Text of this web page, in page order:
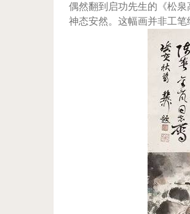
偶然翻到启功先生的《松
神态安然。这幅画并非工